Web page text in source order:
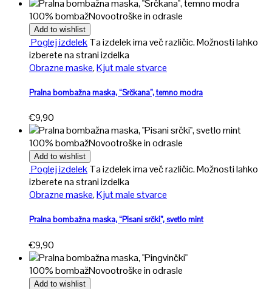
100% bombažNovootroške in odrasle
Add to wishlist
Poglej izdelekTa izdelek ima več različic. Možnosti lahko
izberete na strani izdelka
Obrazne maske,Kjut male stvarce
Pralna bombažna maska, “Srčkana”, temno modra
€9,90
100% bombažNovootroške in odrasle
Add to wishlist
Poglej izdelekTa izdelek ima več različic. Možnosti lahko
izberete na strani izdelka
Obrazne maske,Kjut male stvarce
Pralna bombažna maska, “Pisani srčki”, svetlo mint
€9,90
100% bombažNovootroške in odrasle
Add to wishlist